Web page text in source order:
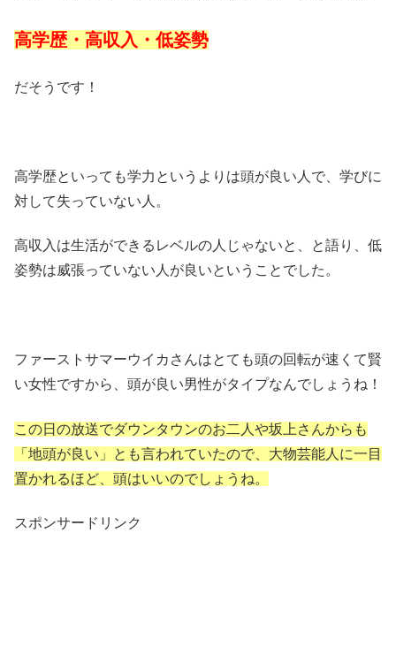
高学歴・高収入・低姿勢
だそうです！
高学歴といっても学力というよりは頭が良い人で、学びに
対して失っていない人。
高収入は生活ができるレベルの人じゃないと、と語り、低
姿勢は威張っていない人が良いということでした。
ファーストサマーウイカさんはとても頭の回転が速くて賢
い女性ですから、頭が良い男性がタイプなんでしょうね！
この日の放送でダウンタウンのお二人や坂上さんからも
「地頭が良い」とも言われていたので、大物芸能人に一目
置かれるほど、頭はいいのでしょうね。
スポンサードリンク